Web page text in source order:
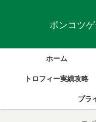
ポンコツ
ホーム
トロフィー実績攻略
プラ